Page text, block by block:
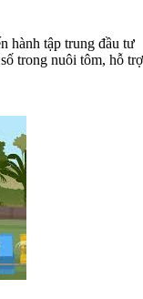
hành tập trung đầu tư
trong nuôi tôm, hỗ trợ